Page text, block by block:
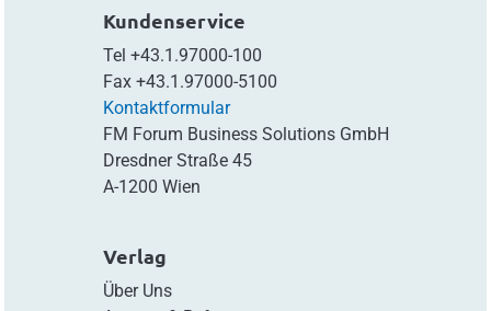
Kundenservice
Tel +43.1.97000-100
Fax +43.1.97000-5100
Kontaktformular
FM Forum Business Solutions GmbH
Dresdner Straße 45
A-1200 Wien
Verlag
Über Uns